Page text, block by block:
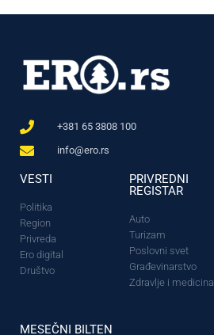
+381 65 3808 100
info@ero.rs
VESTI
Politika
Region
Privreda
Ero digital
Društvo
PRIVREDNI
REGISTAR
Auto
Turizam
Poslovni svet
Građevinarstvo
Zdravlje i medicina
MESEČNI BILTEN